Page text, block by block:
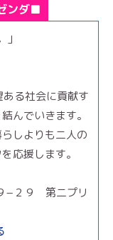
ンダ■
る社会に貢献す
んでいきます。
しよりも二人の
応援します。
−２９ 第二プリ